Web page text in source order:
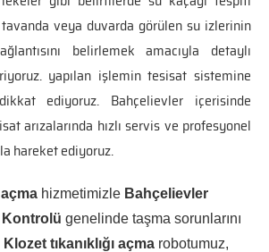
veya duvarda görülen su izlerinin
belirlemek amacıyla detaylı
yapılan işlemin tesisat sistemine
ediyoruz. Bahçelievler içerisinde
arızalarında hızlı servis ve profesyonel
hareket ediyoruz.
açma hizmetimizle Bahçelievler
Kontrolü genelinde taşma sorunlarını
Klozet tıkanıklığı açma robotumuz,